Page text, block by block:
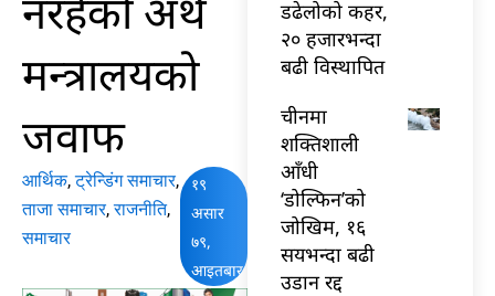
मन्त्रालयको
जवाफ
आर्थिक,ट्रेन्डिंग समाचार,
ताजा समाचार,राजनीति,
समाचार
१९
असार
७९,
आइतबार
डढेलोको कहर,
२० हजारभन्दा
बढी विस्थापित
चीनमा
शक्तिशाली
आँधी
‘डोल्फिन’को
जोखिम, १६
सयभन्दा बढी
उडान रद्द